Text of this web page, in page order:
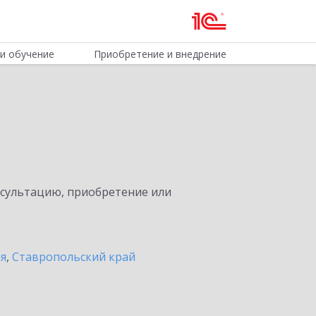
обучение Приобретение и внедрение
приобретение или
, Ставропольский край